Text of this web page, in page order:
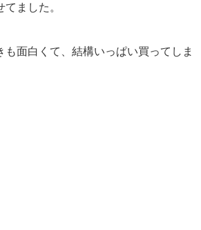
ました。
も面白くて、結構いっぱい買ってしま